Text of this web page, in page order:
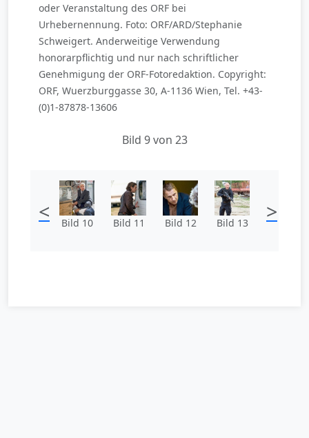
oder Veranstaltung des ORF bei
Urhebernennung. Foto: ORF/ARD/Stephanie
Schweigert. Anderweitige Verwendung
honorarpflichtig und nur nach schriftlicher
Genehmigung der ORF-Fotoredaktion. Copyright:
ORF, Wuerzburggasse 30, A-1136 Wien, Tel. +43-
(0)1-87878-13606
Bild 9 von 23
< Bild 10 Bild 11 Bild 12 Bild 13 >